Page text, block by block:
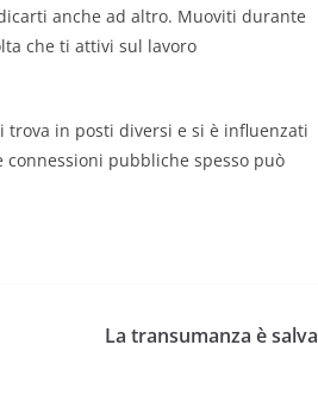
anche ad altro. Muoviti durante
che ti attivi sul lavoro
trova in posti diversi e si è influenzati
pubbliche spesso può
La transumanza è salva